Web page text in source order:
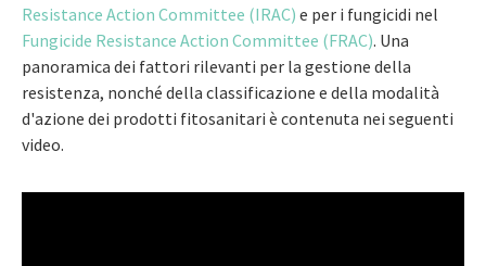
Resistance Action Committee (IRAC) e per i fungicidi nel
Fungicide Resistance Action Committee (FRAC). Una
panoramica dei fattori rilevanti per la gestione della
resistenza, nonché della classificazione e della modalità
d'azione dei prodotti fitosanitari è contenuta nei seguenti
video.